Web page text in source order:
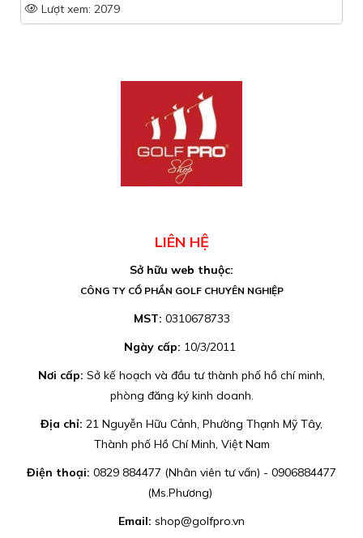
Lượt xem: 2079
LIÊN HỆ
Sở hữu web thuộc:
CÔNG TY CỔ PHẦN GOLF CHUYÊN NGHIỆP
MST: 0310678733
Ngày cấp: 10/3/2011
Nơi cấp: Sở kế hoạch và đầu tư thành phố hồ chí minh,
phòng đăng ký kinh doanh.
Địa chỉ: 21 Nguyễn Hữu Cảnh, Phường Thạnh Mỹ Tây,
Thành phố Hồ Chí Minh, Việt Nam
Điện thoại: 0829 884477 (Nhân viên tư vấn) - 0906884477
(Ms.Phương)
Email: shop@golfpro.vn